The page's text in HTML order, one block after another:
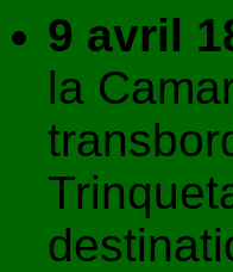
9 avril
la